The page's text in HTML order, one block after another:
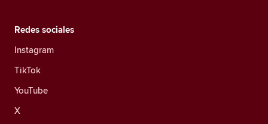
Redes sociales
Instagram
TikTok
YouTube
X